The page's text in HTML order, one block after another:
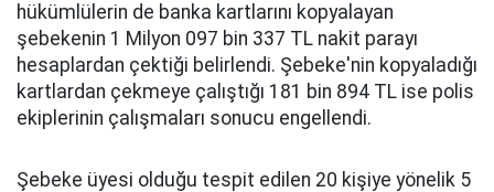
hükümlülerin de banka kartlarını kopyalayan
şebekenin 1 Milyon 097 bin 337 TL nakit parayı
hesaplardan çektiği belirlendi. Şebeke'nin kopyaladığı
kartlardan çekmeye çalıştığı 181 bin 894 TL ise polis
ekiplerinin çalışmaları sonucu engellendi.
Şebeke üyesi olduğu tespit edilen 20 kişiye yönelik 5